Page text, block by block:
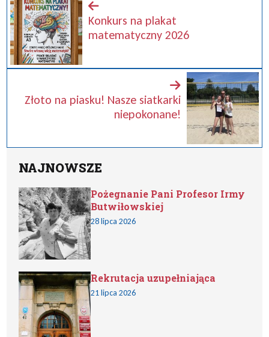
Konkurs na plakat
matematyczny 2026
Złoto na piasku! Nasze siatkarki
niepokonane!
NAJNOWSZE
Pożegnanie Pani Profesor Irmy
Butwiłowskiej
28 lipca 2026
Rekrutacja uzupełniająca
21 lipca 2026